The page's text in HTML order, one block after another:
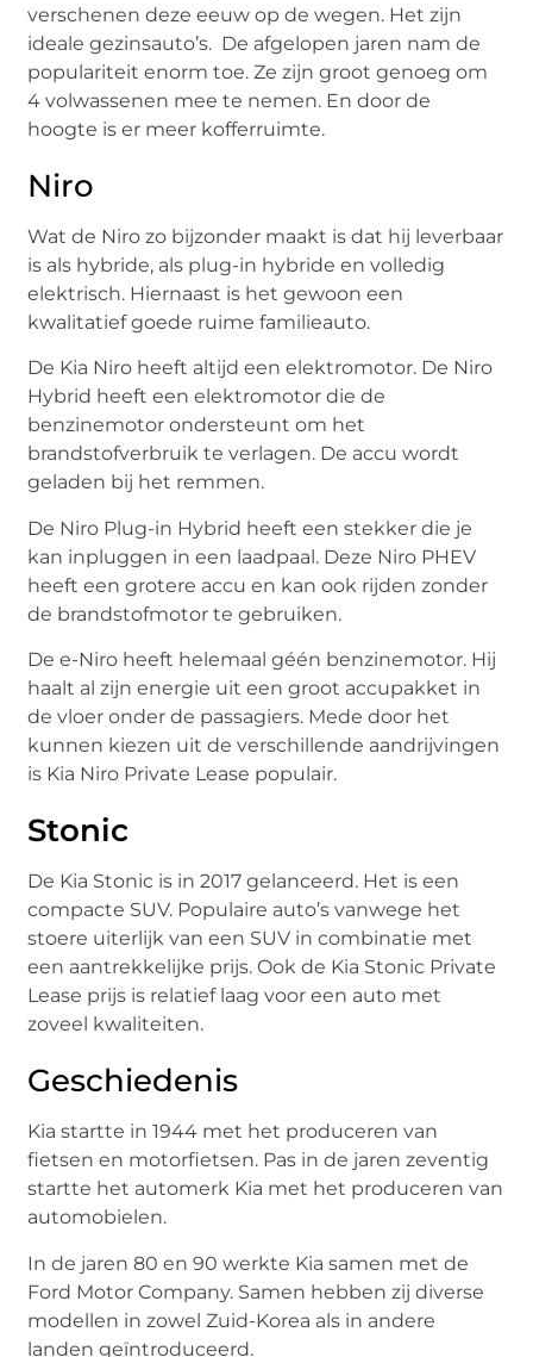
verschenen deze eeuw op de wegen. Het zijn
ideale gezinsauto’s. De afgelopen jaren nam de
populariteit enorm toe. Ze zijn groot genoeg om
4 volwassenen mee te nemen. En door de
hoogte is er meer kofferruimte.
Niro
Wat de Niro zo bijzonder maakt is dat hij leverbaar
is als hybride, als plug-in hybride en volledig
elektrisch. Hiernaast is het gewoon een
kwalitatief goede ruime familieauto.
De Kia Niro heeft altijd een elektromotor. De Niro
Hybrid heeft een elektromotor die de
benzinemotor ondersteunt om het
brandstofverbruik te verlagen. De accu wordt
geladen bij het remmen.
De Niro Plug-in Hybrid heeft een stekker die je
kan inpluggen in een laadpaal. Deze Niro PHEV
heeft een grotere accu en kan ook rijden zonder
de brandstofmotor te gebruiken.
De e-Niro heeft helemaal géén benzinemotor. Hij
haalt al zijn energie uit een groot accupakket in
de vloer onder de passagiers. Mede door het
kunnen kiezen uit de verschillende aandrijvingen
is Kia Niro Private Lease populair.
Stonic
De Kia Stonic is in 2017 gelanceerd. Het is een
compacte SUV. Populaire auto’s vanwege het
stoere uiterlijk van een SUV in combinatie met
een aantrekkelijke prijs. Ook de Kia Stonic Private
Lease prijs is relatief laag voor een auto met
zoveel kwaliteiten.
Geschiedenis
Kia startte in 1944 met het produceren van
fietsen en motorfietsen. Pas in de jaren zeventig
startte het automerk Kia met het produceren van
automobielen.
In de jaren 80 en 90 werkte Kia samen met de
Ford Motor Company. Samen hebben zij diverse
modellen in zowel Zuid-Korea als in andere
landen geïntroduceerd.